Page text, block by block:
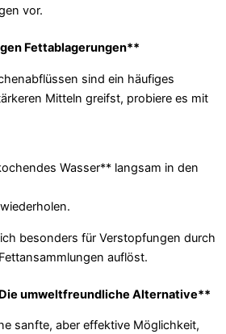
vor.
Fettablagerungen**
sind ein häufiges
Mitteln greifst, probiere es mit
Wasser** langsam in den
besonders für Verstopfungen durch
auflöst.
umweltfreundliche Alternative**
sanfte, aber effektive Möglichkeit,